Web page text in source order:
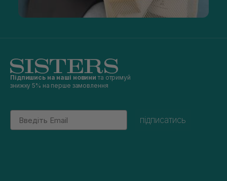
Підпишись на наші новини та отримуй
знижку 5% на перше замовлення
Email
підписатись